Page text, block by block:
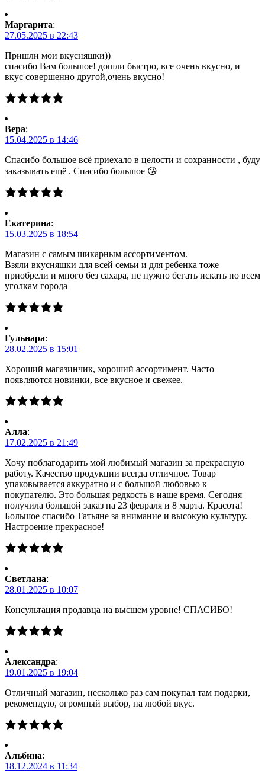
Маргарита:
27.05.2025 в 22:43
Пришли мои вкусняшки))
спасибо Вам большое! дошли быстро, все очень вкусно, и
вкус совершенно другой,очень вкусно!
Вера:
15.04.2025 в 14:46
Спасибо большое всё приехало в целости и сохранности , буду
заказывать ещё . Спасибо большое 😘
Екатерина:
15.03.2025 в 18:54
Магазин с самым шикарным ассортиментом.
Взяли вкусняшки для всей семьи и для ребенка тоже
приобрели и много без сахара, не нужно бегать искать по всем
уголкам города
Гульнара:
28.02.2025 в 15:01
Хороший магазинчик, хороший ассортимент. Часто
появляются новинки, все вкусное и свежее.
Алла:
17.02.2025 в 21:49
Хочу поблагодарить мой любимый магазин за прекрасную
работу. Качество продукции всегда отличное. Товар
упаковывается аккуратно и с большой любовью к
покупателю. Это большая редкость в наше время. Сегодня
получила большой заказ на 23 февраля и 8 марта. Красота!
Большое спасибо Татьяне за внимание и высокую культуру.
Настроение прекрасное!
Светлана:
28.01.2025 в 10:07
Консультация продавца на высшем уровне! СПАСИБО!
Александра:
19.01.2025 в 19:04
Отличный магазин, несколько раз сам покупал там подарки,
рекомендую, огромный выбор, на любой вкус.
Альбина:
18.12.2024 в 11:34